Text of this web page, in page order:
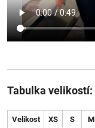
Tabulka velikostí:
Velikost XS S M